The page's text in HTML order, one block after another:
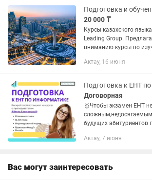
20 000 ₸
Курсы казахского
Leading Group.
вниманию курсы по
учеников школ с
взрослых,...
Актау, 16 июня
Договорная
🥇Чтобы экзамен ЕНТ
будущих абитуриентов
будет иметь больше
Актау, 7 июня
Вас могут заинтересовать